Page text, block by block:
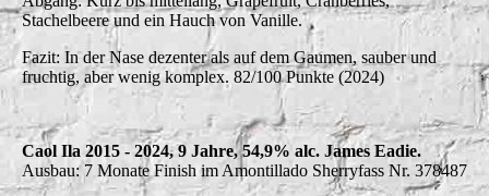
Stachelbeere und ein Hauch von Vanille.
Fazit: In der Nase dezenter als auf dem Gaumen, sauber und
fruchtig, aber wenig komplex. 82/100 Punkte (2024)
Caol Ila 2015 - 2024, 9 Jahre, 54,9% alc. James Eadie.
Ausbau: 7 Monate Finish im Amontillado Sherryfass Nr. 378487